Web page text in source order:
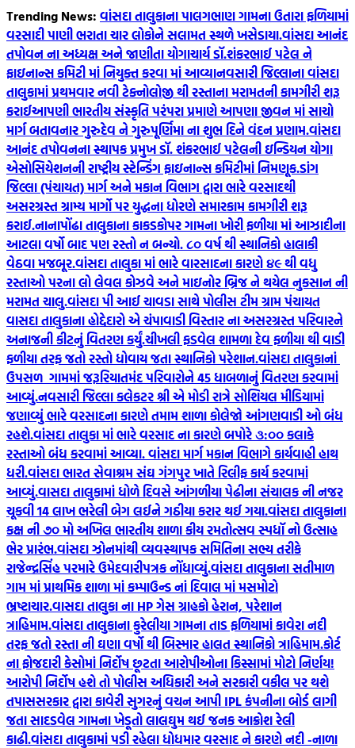
Skip
to
content
Trending News: વાંસદા તાલુકાના પાલગભાણ ગામના ઉતારા ફળિયામાં
વરસાદી પાણી ભરાતા ચાર લોકોને સલામત સ્થળે ખસેડાયા.વાંસદા આનંદ
તપોવન ના અધ્યક્ષ અને જાણીતા યોગાચાર્ય ડૉ.શંકરભાઈ પટેલ ને
ફાઇનાન્સ કમિટી માં નિયુક્ત કરવા માં આવ્યાનવસારી જિલ્લાના વાંસદા
તાલુકામાં પ્રથમવાર નવી ટેક્નોલોજી થી રસ્તાના મરામતની કામગીરી શરૂ
કરાઈઆપણી ભારતીય સંસ્કૃતિ પરંપરા પ્રમાણે આપણા જીવન માં સાચો
માર્ગ બતાવનાર ગુરુદેવ ને ગુરુપૂર્ણિમા ના શુભ દિને વંદન પ્રણામ.વાંસદા
આનંદ તપોવનના સ્થાપક પ્રમુખ ડૉ. શંકરભાઈ પટેલની ઇન્ડિયન યોગા
એસોસિયેશનની રાષ્ટ્રીય સ્ટેન્ડિંગ ફાઇનાન્સ કમિટીમાં નિમણૂક.ડાંગ
જિલ્લા (પંચાયત) માર્ગ અને મકાન વિભાગ દ્વારા ભારે વરસાદથી
અસરગ્રસ્ત ગ્રામ્ય માર્ગો પર યુદ્ધના ધોરણે સમારકામ કામગીરી શરૂ
કરાઈ.નાનાપોંઢા તાલુકાના કાકડકોપર ગામના ખોરી ફળીયા માં આઝાદીના
આટલા વર્ષો બાદ પણ રસ્તો ન બન્યો. ૮૦‌ વર્ષ થી સ્થાનિકો હાલાકી
વેઠવા મજબૂર.વાંસદા તાલુકા માં ભારે વારસાદના કારણે ૪૯ થી વધુ
રસ્તાઓ પરના લો લેવલ કોઝવે અને માઇનોર બ્રિજ ને થયેલ નુકસાન ની
મરામત ચાલુ.વાંસદા પી આઈ ચાવડા સાથે પોલીસ ટીમ ગ્રામ પંચાયત
વાસદા તાલુકાના હોદ્દેદારો એ ચંપાવાડી વિસ્તાર ના અસરગ્રસ્ત પરિવારને
અનાજની કીટનું વિતરણ કર્યું.ચીખલી ફડવેલ શામળા દેવ ફળીયા થી વાડી
ફળીયા તરફ જતો રસ્તો ધોવાય જતા સ્થાનિકો પરેશાન.વાંસદા તાલુકાનાં
ઉપસળ ગામમાં જરૂરિયાતમંદ પરિવારોને 45 ધાબળાનું વિતરણ કરવામાં
આવ્યું.નવસારી જિલ્લા કલેકટર શ્રી એ મોડી રાત્રે સોશિયલ મીડિયામાં
જણાવ્યું ભારે વરસાદના કારણે તમામ શાળા કોલેજો આંગણવાડી ઓ બંધ
રહશે.વાંસદા તાલુકા માં ભારે વરસાદ ના કારણે બપોરે ૩:૦૦ કલાકે
રસ્તાઓ બંધ કરવામાં આવ્યા. વાંસદા માર્ગ મકાન વિભાગે કાર્યવાહી હાથ
ધરી.વાંસદા ભારત સેવાશ્રમ સંઘ ગંગપુર ખાતે રિલીફ કાર્ય કરવામાં
આવ્યું.વાસદા તાલુકામાં ધોળે દિવસે આંગળીયા પેઢીના સંચાલક ની નજર
ચૂકવી 14 લાખ ભરેલી બેગ લઈને ગઠીયા કરાર થઈ ગયા.વાંસદા તાલુકાના
કક્ષ ની ૭૦ મો અખિલ ભારતીય શાળા કીય રમતોત્સવ સ્પધૉ નો ઉત્સાહ
ભેર પ્રારંભ.વાંસદા ઝોનમાંથી વ્યવસ્થાપક સમિતિના સભ્ય તરીકે
રાજેન્દ્રસિંહ પરમારે ઉમેદવારીપત્રક નોંધાવ્યું.વાંસદા તાલુકાના સતીમાળ
ગામ માં પ્રાથમિક શાળા માં કમ્પાઉન્ડ નાં દિવાલ માં મસમોટો
ભ્રષ્ટાચાર.વાસદા તાલુકા ના HP ગેસ ગ્રાહકો હેરાન, પરેશાન
ત્રાહિમામ.વાંસદા તાલુકાના કુરેલીયા ગામના તાડ ફળિયામાં કાવેરા નદી
તરફ જતો રસ્તા ની ઘણા વર્ષો થી બિસ્માર હાલત સ્થાનિકો ત્રાહિમામ.કોર્ટ
ના ફોજદારી કેસોમાં નિર્દોષ છૂટતા આરોપીઓના કિસ્સામાં મોટો નિર્ણય!
આરોપી નિર્દોષ હશે તો પોલીસ અધિકારી અને સરકારી વકીલ પર થશે
તપાસસરકાર દ્વારા કાવેરી સુગરનું વચન આપી IPL કંપનીના બોર્ડ લાગી
જતા સાદડવેલ ગામના ખેડૂતો લાલઘુમ થઈ જનક આક્રોશ રેલી
કાઢી.વાંસદા તાલુકામાં પડી રહેલા ધોધમાર વરસાદ ને કારણે નદી -નાળા